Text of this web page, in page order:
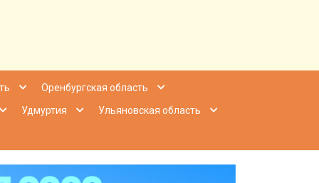
Приволжье
Оренбургская область
Удмуртия
Ульяновская область